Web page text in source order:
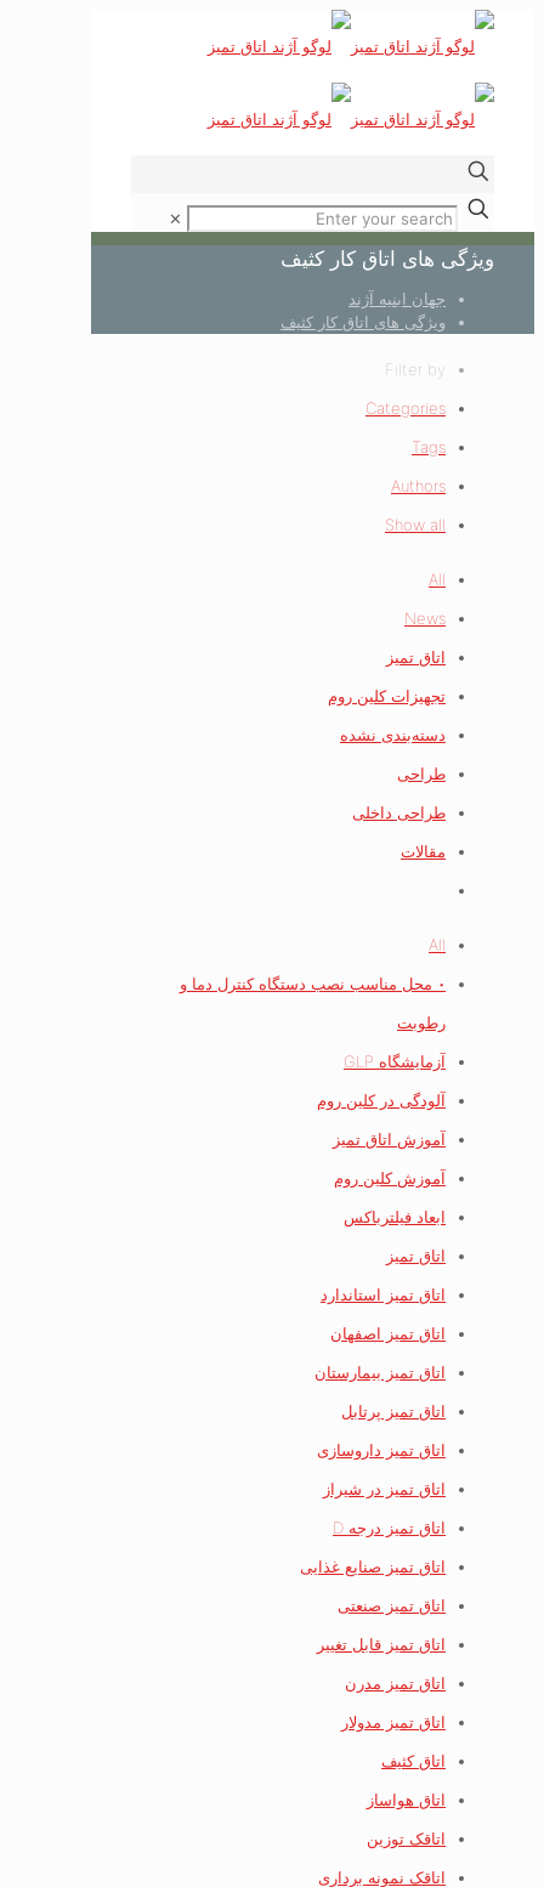
✕
ویژگی های اتاق کار کثیف
جهان ابنیه آژند
ویژگی های اتاق کار کثیف
Filter by
Categories
Tags
Authors
Show all
All
News
اتاق تمیز
تجهیزات کلین روم
دسته‌بندی نشده
طراحی
طراحی داخلی
مقالات
All
• محل مناسب نصب دستگاه کنترل دما و
رطوبت
آزمایشگاه GLP
آلودگی در کلین روم
آموزش اتاق تمیز
آموزش کلین روم
ابعاد فیلترباکس
اتاق تمیز
اتاق تمیز استاندارد
اتاق تمیز اصفهان
اتاق تمیز بیمارستان
اتاق تمیز پرتابل
اتاق تمیز داروسازی
اتاق تمیز در شیراز
اتاق تمیز درجه D
اتاق تمیز صنایع غذایی
اتاق تمیز صنعتی
اتاق تمیز قابل تغییر
اتاق تمیز مدرن
اتاق تمیز مدولار
اتاق کثیف
اتاق هواساز
اتاقک توزین
اتاقک نمونه برداری